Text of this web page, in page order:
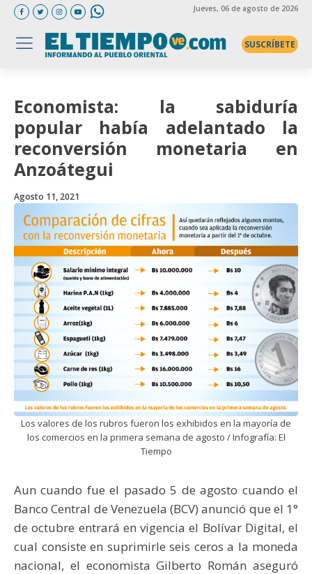
Jueves, 06 de agosto de 2026
SUSCRÍBETE
Economista: la sabiduría
popular había adelantado la
reconversión monetaria en
Anzoátegui
Agosto 11, 2021
Los valores de los rubros fueron los exhibidos en la mayoría de
los comercios en la primera semana de agosto / Infografía: El
Tiempo
Aun cuando fue el pasado 5 de agosto cuando el
Banco Central de Venezuela (BCV) anunció que el 1°
de octubre entrará en vigencia el Bolívar Digital, el
cual consiste en suprimirle seis ceros a la moneda
nacional, el economista Gilberto Román aseguró